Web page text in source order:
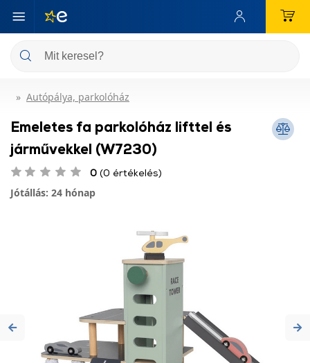
Autópálya, parkolóház
Emeletes fa parkolóház lifttel és
járművekkel (W7230)
0 (0 értékelés)
Jótállás: 24 hónap
Previous